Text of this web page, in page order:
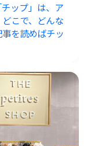
ップ」は、ア
こで、どんな
を読めばチッ